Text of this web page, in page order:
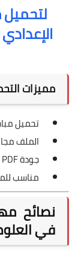
مميزات
تحميل
الملف
جودة PDF ممتازة.
مناسب
نصائح
في